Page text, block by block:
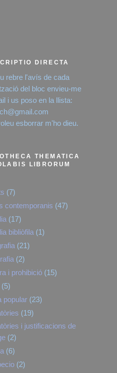
DIRECTA
rebre l'avís de cada
del bloc envieu-me
i us poso en la llista:
esborrar m'ho dieu.
THEMATICA
LIBRORUM
(7)
contemporanis (47)
(17)
bibliòfila (1)
(21)
(2)
i prohibició (15)
(5)
popular (23)
(19)
i justificacions de
(2)
(6)
(2)